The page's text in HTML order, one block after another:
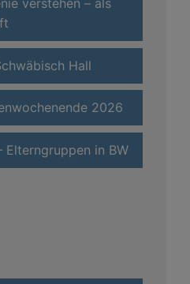
verstehen – als
Hall
2026
in BW